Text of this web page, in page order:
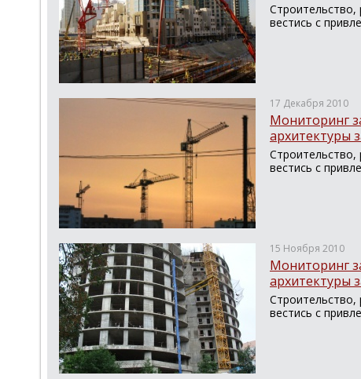
Строительство,
вестись с
17 Декабря 2010
Мониторинг
архитектуры
Строительство,
вестись с
15 Ноября 2010
Мониторинг
архитектуры
Строительство,
вестись с